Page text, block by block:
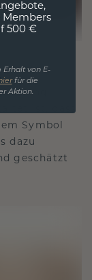
ist, dass
Symbol
dazu
geschätzt
Members
500 €
von E-
für die
Aktion.